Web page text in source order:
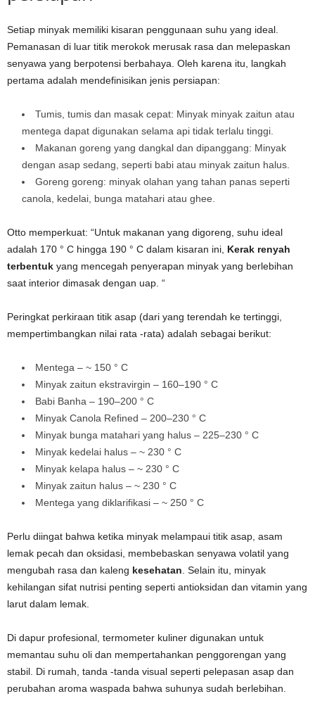
Setiap minyak memiliki kisaran penggunaan suhu yang ideal.
Pemanasan di luar titik merokok merusak rasa dan melepaskan
senyawa yang berpotensi berbahaya. Oleh karena itu, langkah
pertama adalah mendefinisikan jenis persiapan:
Tumis, tumis dan masak cepat: Minyak minyak zaitun atau
mentega dapat digunakan selama api tidak terlalu tinggi.
Makanan goreng yang dangkal dan dipanggang: Minyak
dengan asap sedang, seperti babi atau minyak zaitun halus.
Goreng goreng: minyak olahan yang tahan panas seperti
canola, kedelai, bunga matahari atau ghee.
Otto memperkuat: “Untuk makanan yang digoreng, suhu ideal
adalah 170 ° C hingga 190 ° C dalam kisaran ini, Kerak renyah
terbentuk yang mencegah penyerapan minyak yang berlebihan
saat interior dimasak dengan uap. “
Peringkat perkiraan titik asap (dari yang terendah ke tertinggi,
mempertimbangkan nilai rata -rata) adalah sebagai berikut:
Mentega – ~ 150 ° C
Minyak zaitun ekstravirgin – 160–190 ° C
Babi Banha – 190–200 ° C
Minyak Canola Refined – 200–230 ° C
Minyak bunga matahari yang halus – 225–230 ° C
Minyak kedelai halus – ~ 230 ° C
Minyak kelapa halus – ~ 230 ° C
Minyak zaitun halus – ~ 230 ° C
Mentega yang diklarifikasi – ~ 250 ° C
Perlu diingat bahwa ketika minyak melampaui titik asap, asam
lemak pecah dan oksidasi, membebaskan senyawa volatil yang
mengubah rasa dan kaleng kesehatan . Selain itu, minyak
kehilangan sifat nutrisi penting seperti antioksidan dan vitamin yang
larut dalam lemak.
Di dapur profesional, termometer kuliner digunakan untuk
memantau suhu oli dan mempertahankan penggorengan yang
stabil. Di rumah, tanda -tanda visual seperti pelepasan asap dan
perubahan aroma waspada bahwa suhunya sudah berlebihan.